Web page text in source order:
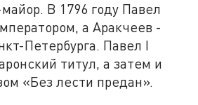
В 1796 году Павел
а Аракчеев -
Петербурга. Павел I
титул, а затем и
«Без лести предан».